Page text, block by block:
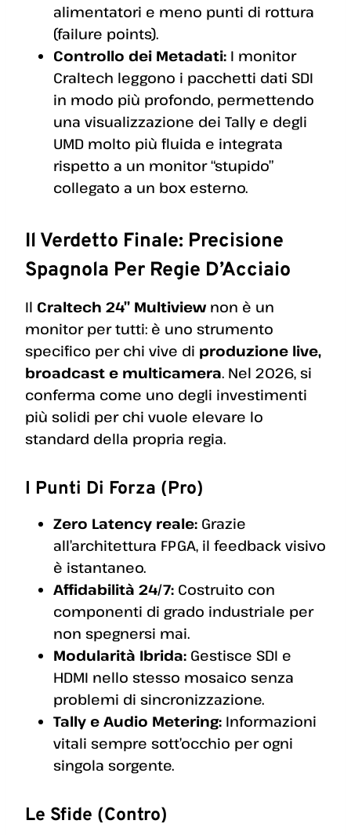
alimentatori e meno punti di rottura
(failure points).
Controllo dei Metadati: I monitor
Craltech leggono i pacchetti dati SDI
in modo più profondo, permettendo
una visualizzazione dei Tally e degli
UMD molto più fluida e integrata
rispetto a un monitor “stupido”
collegato a un box esterno.
Il Verdetto Finale: Precisione
Spagnola Per Regie D’Acciaio
Il Craltech 24” Multiview non è un
monitor per tutti: è uno strumento
specifico per chi vive di produzione live,
broadcast e multicamera. Nel 2026, si
conferma come uno degli investimenti
più solidi per chi vuole elevare lo
standard della propria regia.
I Punti Di Forza (Pro)
Zero Latency reale: Grazie
all’architettura FPGA, il feedback visivo
è istantaneo.
Affidabilità 24/7: Costruito con
componenti di grado industriale per
non spegnersi mai.
Modularità Ibrida: Gestisce SDI e
HDMI nello stesso mosaico senza
problemi di sincronizzazione.
Tally e Audio Metering: Informazioni
vitali sempre sott’occhio per ogni
singola sorgente.
Le Sfide (Contro)